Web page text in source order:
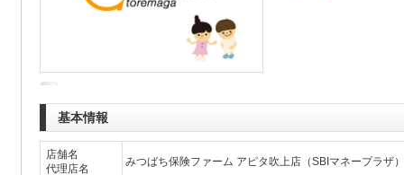
基本情報
店舗名
代理店名
みつばち保険ファーム アピタ吹上店（SBIマネープラザ）